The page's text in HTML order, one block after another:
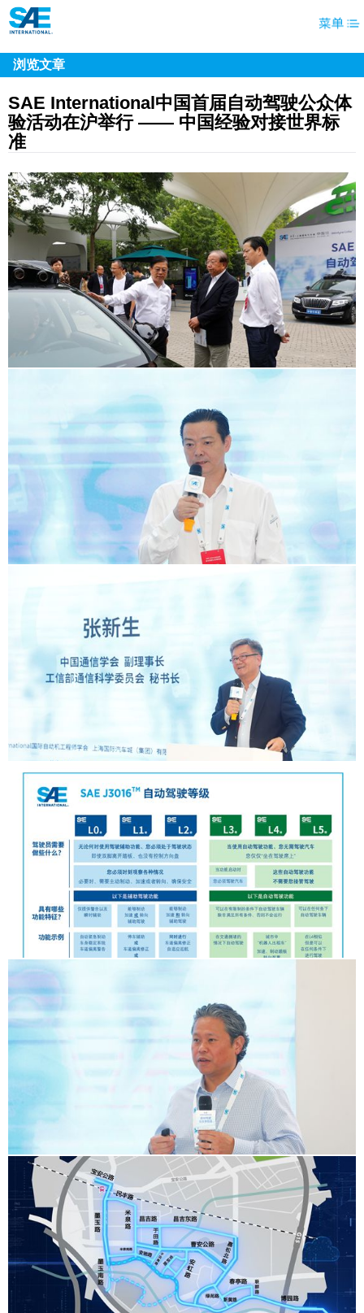
浏览文章
SAE International中国首届自动驾驶公众体
验活动在沪举行 —— 中国经验对接世界标
准